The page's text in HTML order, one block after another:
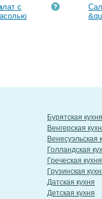
с
Бурятская кухня
Венгерская
Венесуэльская
Голландская
Греческая кухня
Грузинская
Датская кухня
Детская кухня